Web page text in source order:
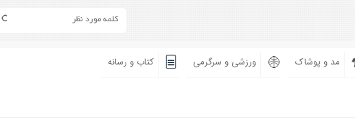
مد و پوشاک ورزشی و سرگرمی کتاب و رسانه